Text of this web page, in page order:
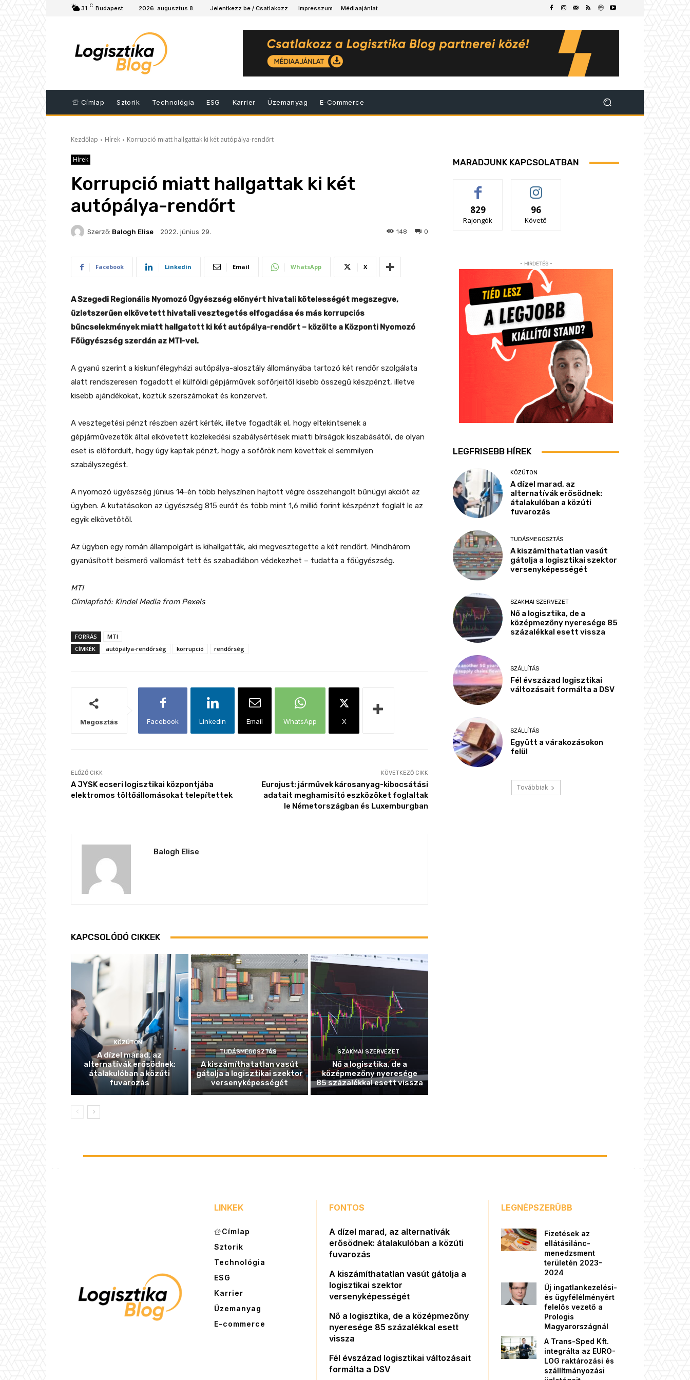
31 C Budapest 2026. augusztus 8. Jelentkezz be / Csatlakozz Impresszum Médiaajánlat
Címlap Sztorik Technológia ESG Karrier Üzemanyag E-Commerce
Kezdőlap Hírek Korrupció miatt hallgattak ki két autópálya-rendőrt
Hírek
Korrupció miatt hallgattak ki két
autópálya-rendőrt
Szerző: Balogh Elise 2022. június 29. 0
148
Facebook Linkedin Email WhatsApp X
A Szegedi Regionális Nyomozó Ügyészség előnyért hivatali kötelességét megszegve,
üzletszerűen elkövetett hivatali vesztegetés elfogadása és más korrupciós
bűncselekmények miatt hallgatott ki két autópálya-rendőrt – közölte a Központi Nyomozó
Főügyészség szerdán az MTI-vel.
A gyanú szerint a kiskunfélegyházi autópálya-alosztály állományába tartozó két rendőr szolgálata
alatt rendszeresen fogadott el külföldi gépjárművek sofőrjeitől kisebb összegű készpénzt, illetve
kisebb ajándékokat, köztük szerszámokat és konzervet.
A vesztegetési pénzt részben azért kérték, illetve fogadták el, hogy eltekintsenek a
gépjárművezetők által elkövetett közlekedési szabálysértések miatti bírságok kiszabásától, de olyan
eset is előfordult, hogy úgy kaptak pénzt, hogy a sofőrök nem követtek el semmilyen
szabályszegést.
A nyomozó ügyészség június 14-én több helyszínen hajtott végre összehangolt bűnügyi akciót az
ügyben. A kutatásokon az ügyészség 815 eurót és több mint 1,6 millió forint készpénzt foglalt le az
egyik elkövetőtől.
Az ügyben egy román állampolgárt is kihallgatták, aki megvesztegette a két rendőrt. Mindhárom
gyanúsított beismerő vallomást tett és szabadlábon védekezhet – tudatta a főügyészség.
MTI
Címlapfotó: Kindel Media from Pexels
FORRÁS
MTI
CÍMKÉK
autópálya-rendőrség korrupció rendőrség
Megosztás Facebook Linkedin Email WhatsApp X
ELŐZŐ CIKK
A JYSK ecseri logisztikai központjába
elektromos töltőállomásokat telepítettek
KÖVETKEZŐ CIKK
Eurojust: járművek károsanyag-kibocsátási
adatait meghamisító eszközöket foglaltak
le Németországban és Luxemburgban
Balogh Elise
KAPCSOLÓDÓ CIKKEK
KÖZÚTON
A dízel marad, az
alternatívák erősödnek:
átalakulóban a közúti
fuvarozás
TUDÁSMEGOSZTÁS
A kiszámíthatatlan vasút
gátolja a logisztikai szektor
versenyképességét
SZAKMAI SZERVEZET
Nő a logisztika, de a
középmezőny nyeresége
85 százalékkal esett vissza
MARADJUNK KAPCSOLATBAN
829
Rajongók
96
Követő
- HIRDETÉS -
LEGFRISEBB HÍREK
KÖZÚTON
A dízel marad, az
alternatívák erősödnek:
átalakulóban a közúti
fuvarozás
TUDÁSMEGOSZTÁS
A kiszámíthatatlan vasút
gátolja a logisztikai szektor
versenyképességét
SZAKMAI SZERVEZET
Nő a logisztika, de a
középmezőny nyeresége 85
százalékkal esett vissza
SZÁLLÍTÁS
Fél évszázad logisztikai
változásait formálta a DSV
SZÁLLÍTÁS
Együtt a várakozásokon
felül
Továbbiak
LINKEK
Címlap
Sztorik
Technológia
ESG
Karrier
Üzemanyag
E-commerce
FONTOS
A dízel marad, az alternatívák
erősödnek: átalakulóban a közúti
fuvarozás
A kiszámíthatatlan vasút gátolja a
logisztikai szektor
versenyképességét
Nő a logisztika, de a középmezőny
nyeresége 85 százalékkal esett
vissza
Fél évszázad logisztikai változásait
formálta a DSV
LEGNÉPSZERŰBB
Fizetések az
ellátásilánc-
menedzsment
területén 2023-
2024
Új ingatlankezelési-
és ügyfélélményért
felelős vezető a
Prologis
Magyarországnál
A Trans-Sped Kft.
integrálta az EURO-
LOG raktározási és
szállítmányozási